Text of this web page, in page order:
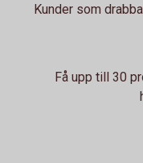
Kunder som
Få upp till 30